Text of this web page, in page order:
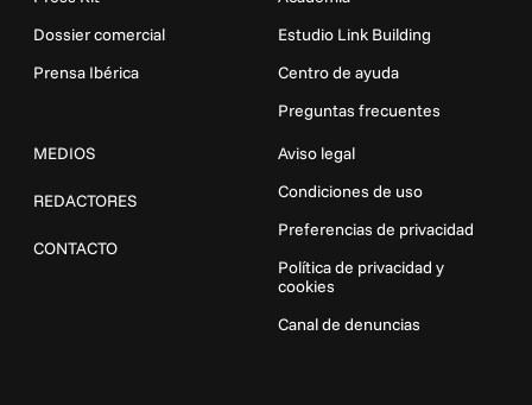
Dossier comercial
Prensa Ibérica
Estudio Link Building
Centro de ayuda
Preguntas frecuentes
MEDIOS
REDACTORES
CONTACTO
Aviso legal
Condiciones de uso
Preferencias de privacidad
Política de privacidad y
cookies
Canal de denuncias